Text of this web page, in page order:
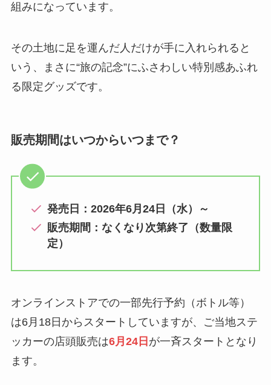
組みになっています。
その土地に足を運んだ人だけが手に入れられると
いう、まさに“旅の記念”にふさわしい特別感あふれ
る限定グッズです。
販売期間はいつからいつまで？
発売日：2026年6月24日（水）～
販売期間：なくなり次第終了（数量限
定）
オンラインストアでの一部先行予約（ボトル等）
は6月18日からスタートしていますが、ご当地ステ
ッカーの店頭販売は6月24日 が一斉スタートとなり
ます。